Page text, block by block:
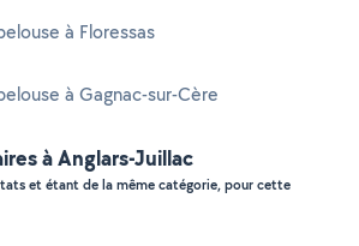
à Floressas
à Gagnac-sur-Cère
à Anglars-Juillac
et étant de la même catégorie, pour cette